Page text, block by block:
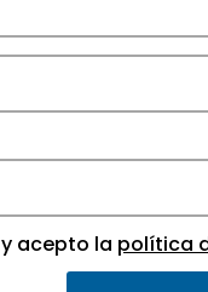
discover the
and
acepto la política